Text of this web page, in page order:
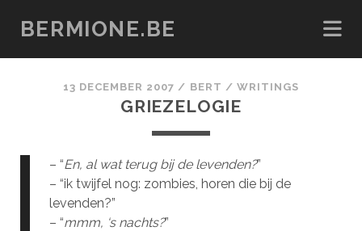
BERMIONE.BE
13 DECEMBER 2007 / BERT / WRITINGS
GRIEZELOGIE
– “En, al wat terug bij de levenden?”
– “ik twijfel nog: zombies, horen die bij de
levenden?”
– “mmm, ‘s nachts?”